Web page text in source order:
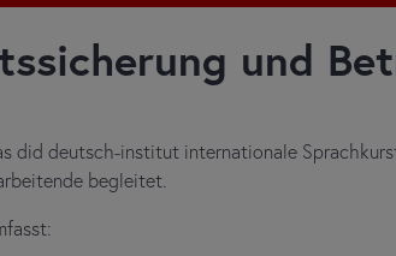
und
did deutsch-institut internationale
begleitet.